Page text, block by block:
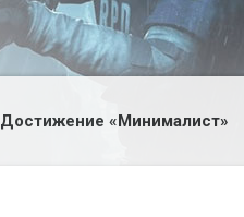
Достижение «Минималист»